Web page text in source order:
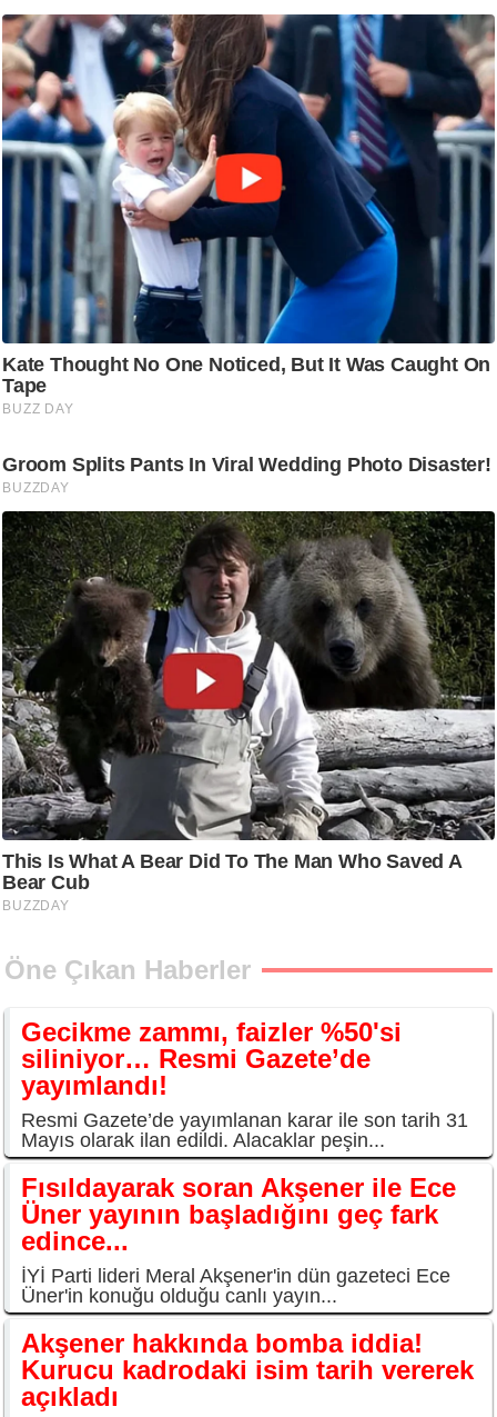
Öne Çıkan Haberler
Gecikme zammı, faizler %50'si
siliniyor… Resmi Gazete’de
yayımlandı!
Resmi Gazete’de yayımlanan karar ile son tarih 31
Mayıs olarak ilan edildi. Alacaklar peşin...
Fısıldayarak soran Akşener ile Ece
Üner yayının başladığını geç fark
edince...
İYİ Parti lideri Meral Akşener'in dün gazeteci Ece
Üner'in konuğu olduğu canlı yayın...
Akşener hakkında bomba iddia!
Kurucu kadrodaki isim tarih vererek
açıkladı